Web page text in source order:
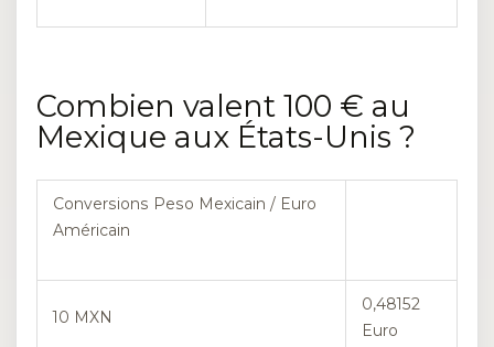
Combien valent 100 € au
Mexique aux États-Unis ?
Conversions Peso Mexicain / Euro
Américain
10 MXN
0,48152
Euro